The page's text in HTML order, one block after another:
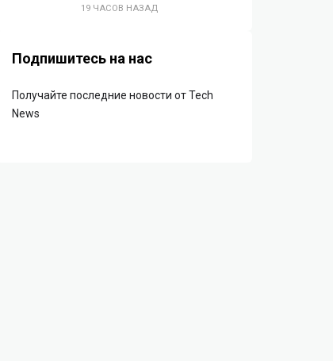
19 ЧАСОВ НАЗАД
Подпишитесь на нас
Получайте последние новости от Tech
News